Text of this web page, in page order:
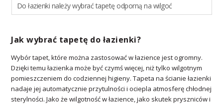
Do łazienki należy wybrać tapetę odporną na wilgoć
Jak wybrać tapetę do łazienki?
Wybór tapet, które można zastosować w łazience jest ogromny.
Dzięki temu łazienka może być czymś więcej, niż tylko wilgotnym
pomieszczeniem do codziennej higieny. Tapeta na ścianie łazienki
nadaje jej automatycznie przytulności i ociepla atmosferę chłodnej
sterylności. Jako że wilgotność w łazience, jako skutek pryszniców i